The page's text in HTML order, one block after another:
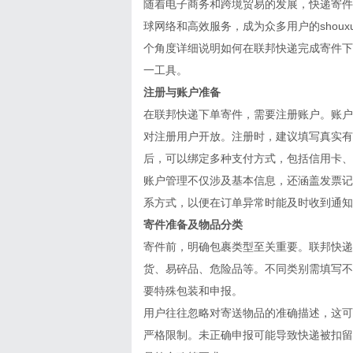
随着电子商务和跨境贸易的发展，快递寄
球网络和高效服务，成为众多用户的
个角度详细说明如何在联邦快递完成寄件
一工具。
注册与账户准备
在联邦快递下单寄件，需要注册账户。账
对注册用户开放。注册时，建议填写真实
后，可以绑定多种支付方式，包括信用卡
账户管理不仅涉及基本信息，还涵盖发票
系方式，以便在订单异常时能及时收到通
寄件准备及物品分类
寄件前，明确包裹类型至关重要。联邦快
货、易碎品、危险品等。不同类别需填写
要特殊包装和申报。
用户往往忽略对寄送物品的准确描述，这
严格限制。未正确申报可能导致快递被扣